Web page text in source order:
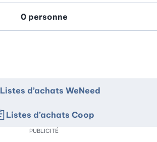
Listes d’achats WeNeed
Listes d’achats Coop
PUBLICITÉ